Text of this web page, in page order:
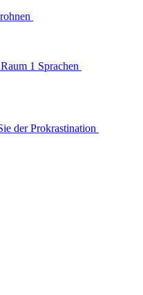
1 Sprachen
der Prokrastination